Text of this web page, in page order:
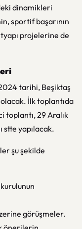
dinamikleri
sportif başarının
projelerine de
tarihi, Beşiktaş
İlk toplantıda
toplantı, 29 Aralık
stte yapılacak.
şu şekilde
görüşmeler.